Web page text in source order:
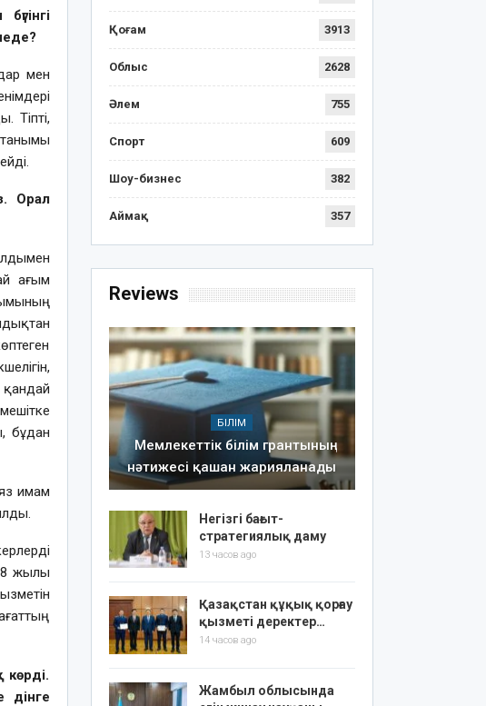
мен
Тіпті,
Орал
ағым
қандай
бұдан
имам
жылы
дінге
Қоғам 3913
Облыс 2628
Әлем 755
Спорт 609
Шоу-бизнес 382
Аймақ 357
Reviews
БІЛІМ
Мемлекеттік білім грантының
нәтижесі қашан жарияланады
Негізгі бағыт-
стратегиялық даму
13 часов ago
Қазақстан құқық қорғау
қызметі деректер…
14 часов ago
Жамбыл облысында